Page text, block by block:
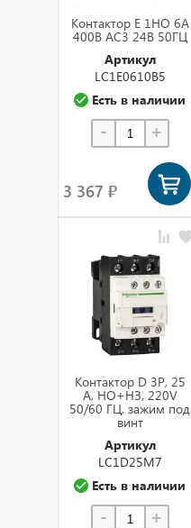
Контактор E 1НО 6А
400В AC3 24В 50ГЦ
Артикул
LC1E0610B5
Есть в наличии
- +
3 367 ₽
Контактор D 3Р, 25
A, НО+НЗ, 220V
50/60 ГЦ, зажим под
винт
Артикул
LC1D25M7
Есть в наличии
- +